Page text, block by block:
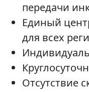
передачи
Единый
для всех
Отсутствие